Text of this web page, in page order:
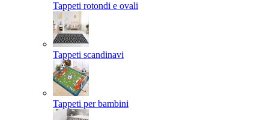
Tappeti rotondi e ovali
Tappeti scandinavi
Tappeti per bambini